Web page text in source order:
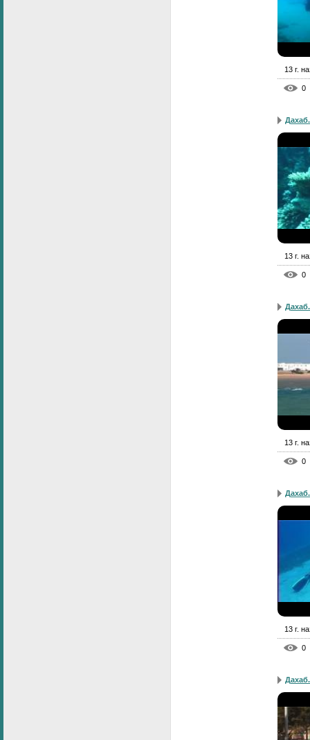
13 г.
0
13 г.
0
13 г.
0
13 г.
0